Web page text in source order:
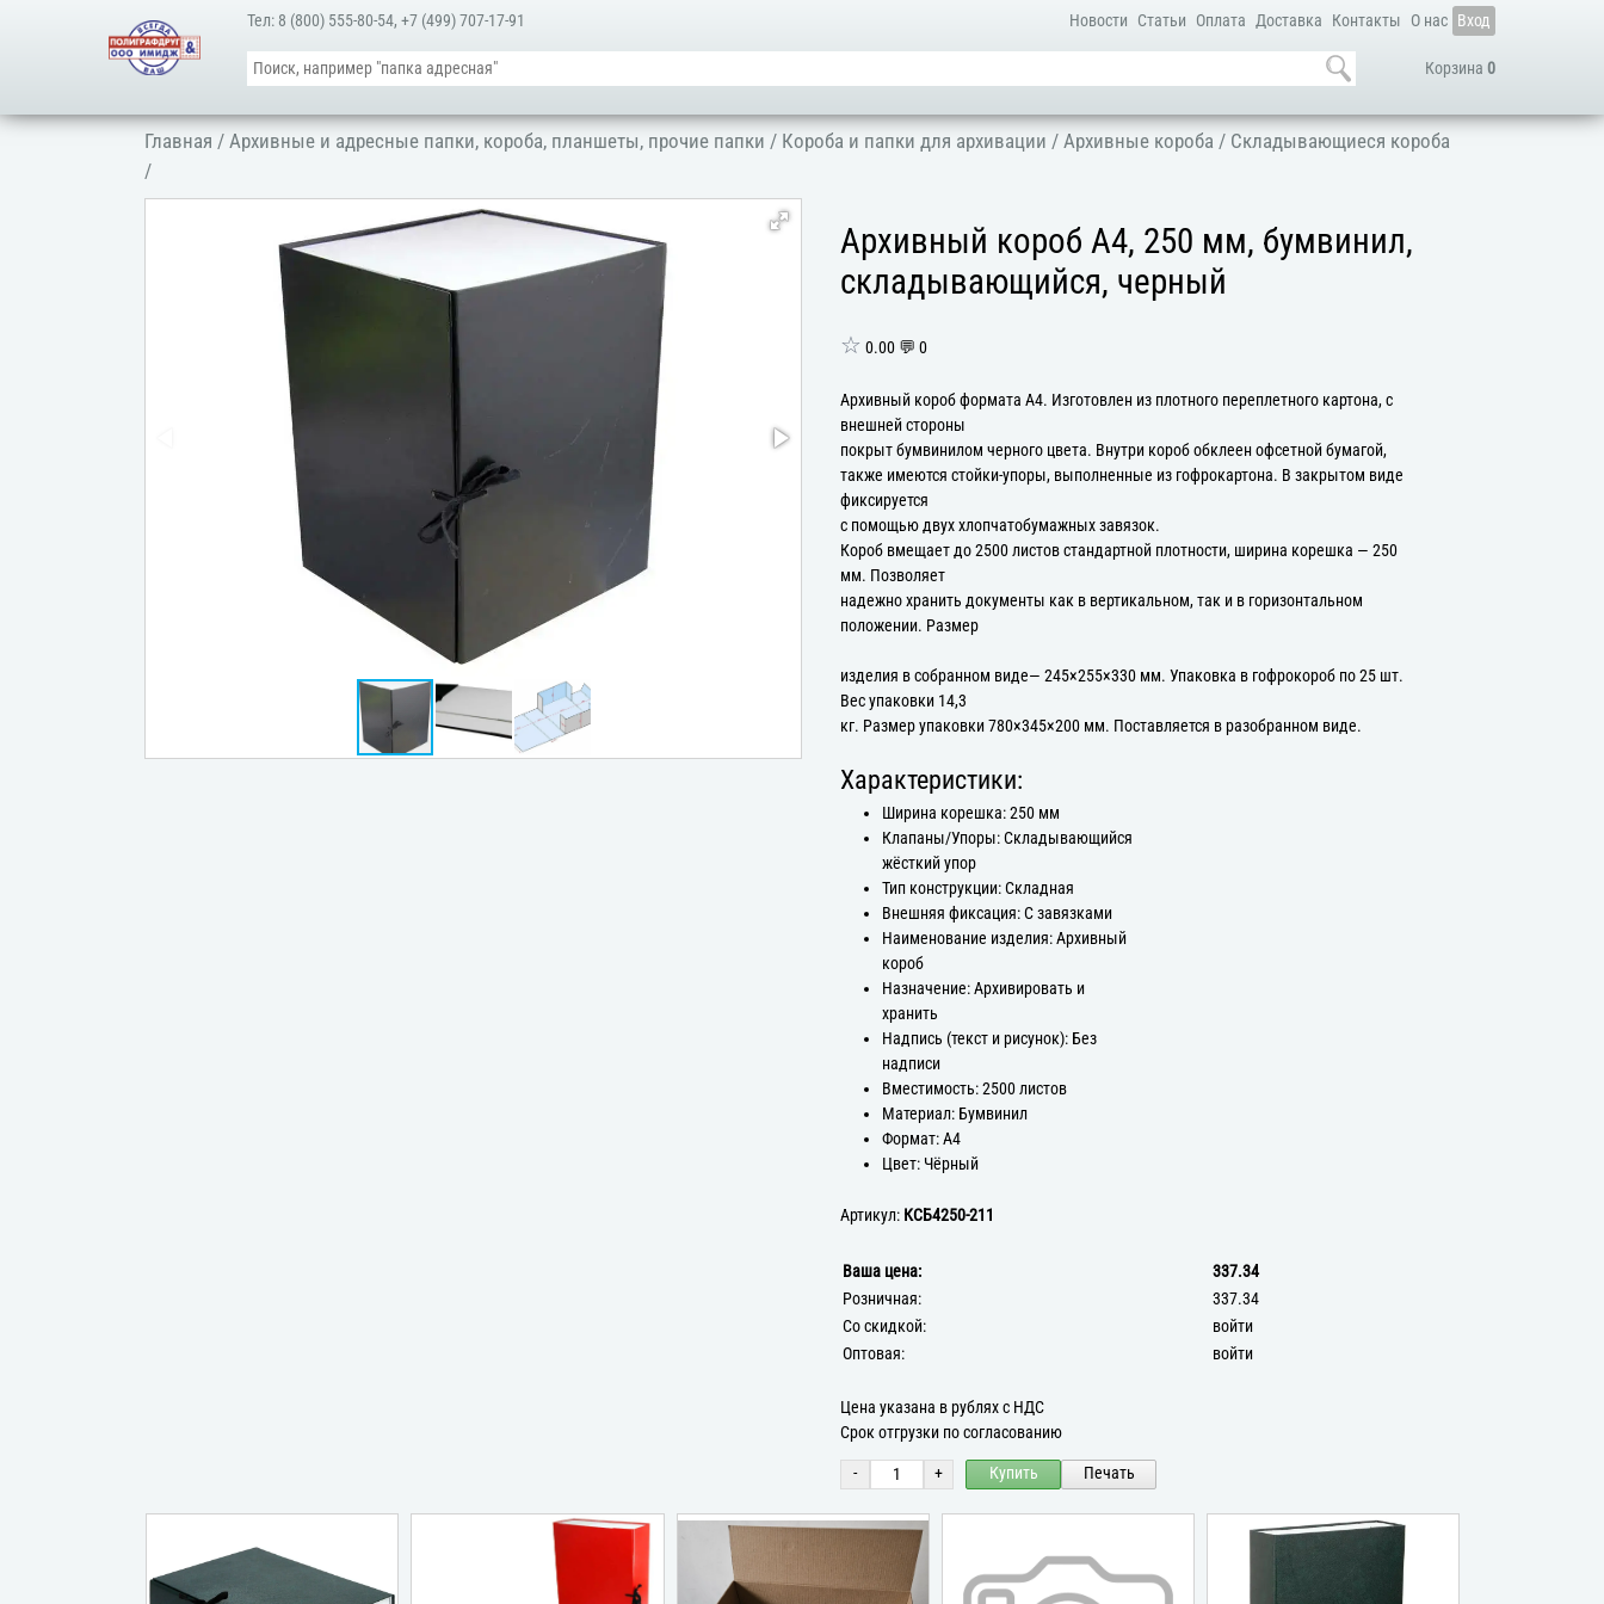
Новости Статьи Оплата Доставка Контакты О нас Вход
Корзина 0
Тел: 8 (800) 555-80-54,+7 (499) 707-17-91
Главная /Архивные и адресные папки, короба, планшеты, прочие папки / Короба и папки для архивации /Архивные короба / Складывающиеся короба
/
Архивный короб А4, 250 мм, бумвинил,
складывающийся, черный
☆ 0.00 💬 0
Архивный короб формата А4. Изготовлен из плотного переплетного картона, с
внешней стороны
покрыт бумвинилом черного цвета. Внутри короб обклеен офсетной бумагой,
также имеются стойки-упоры, выполненные из гофрокартона. В закрытом виде
фиксируется
с помощью двух хлопчатобумажных завязок.
Короб вмещает до 2500 листов стандартной плотности, ширина корешка — 250
мм. Позволяет
надежно хранить документы как в вертикальном, так и в горизонтальном
положении. Размер
изделия в собранном виде— 245×255×330 мм. Упаковка в гофрокороб по 25 шт.
Вес упаковки 14,3
кг. Размер упаковки 780×345×200 мм. Поставляется в разобранном виде.
Характеристики:
Ширина корешка: 250 мм
Клапаны/Упоры: Складывающийся
жёсткий упор
Тип конструкции: Складная
Внешняя фиксация: С завязками
Наименование изделия: Архивный
короб
Назначение: Архивировать и
хранить
Надпись (текст и рисунок): Без
надписи
Вместимость: 2500 листов
Материал: Бумвинил
Формат: А4
Цвет: Чёрный
Артикул: КСБ4250-211
Ваша цена:
337.34
Розничная:
337.34
Со скидкой:
войти
Оптовая:
войти
Цена указана в рублях с НДС
Срок отгрузки по согласованию
- + Купить Печать